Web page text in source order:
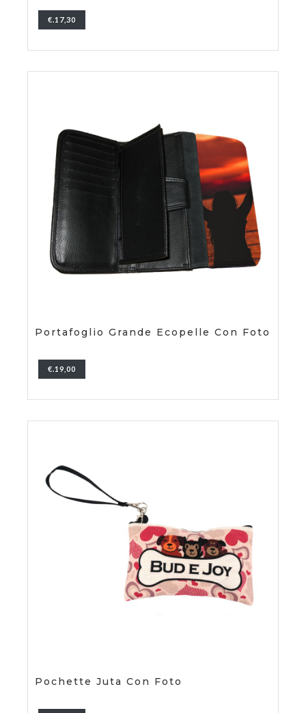
€.17,30
Portafoglio Grande Ecopelle Con Foto
€.19,00
Pochette Juta Con Foto